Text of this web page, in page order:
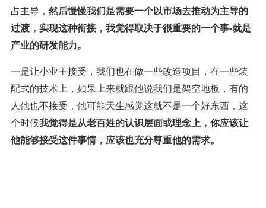
占主导， 然后慢慢我们是需要一个以市场去推动为主导的
过渡，实现这种衔接，我觉得取决于很重要的一个事-就是
产业的研发能力。
一是让小业主接受，我们也在做一些改造项目，在一些装
配式的技术上，如果上来就跟他说我们是架空地板，有的
人他也不接受，他可能天生感觉这就不是一个好东西，这
个时候我觉得是从老百姓的认识层面或理念上，你应该让
他能够接受这件事情，应该也充分尊重他的需求。